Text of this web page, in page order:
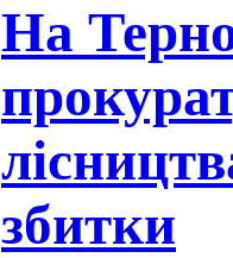
На
збитки